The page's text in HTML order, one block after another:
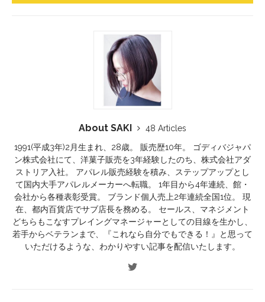
About SAKI
48 Articles
1991(平成3年)2月生まれ、28歳。 販売歴10年。 ゴディバジャパ
ン株式会社にて、洋菓子販売を3年経験したのち、株式会社アダ
ストリア入社。 アパレル販売経験を積み、ステップアップとし
て国内大手アパレルメーカーへ転職。 1年目から4年連続、館・
会社から各種表彰受賞。 ブランド個人売上2年連続全国1位。 現
在、都内百貨店でサブ店長を務める。 セールス、マネジメント
どちらもこなすプレイングマネージャーとしての目線を生かし、
若手からベテランまで、『これなら自分でもできる！』と思って
いただけるような、わかりやすい記事を配信いたします。